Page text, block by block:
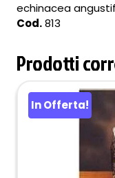
echinacea
Cod.813
Prodotti
In Offerta!